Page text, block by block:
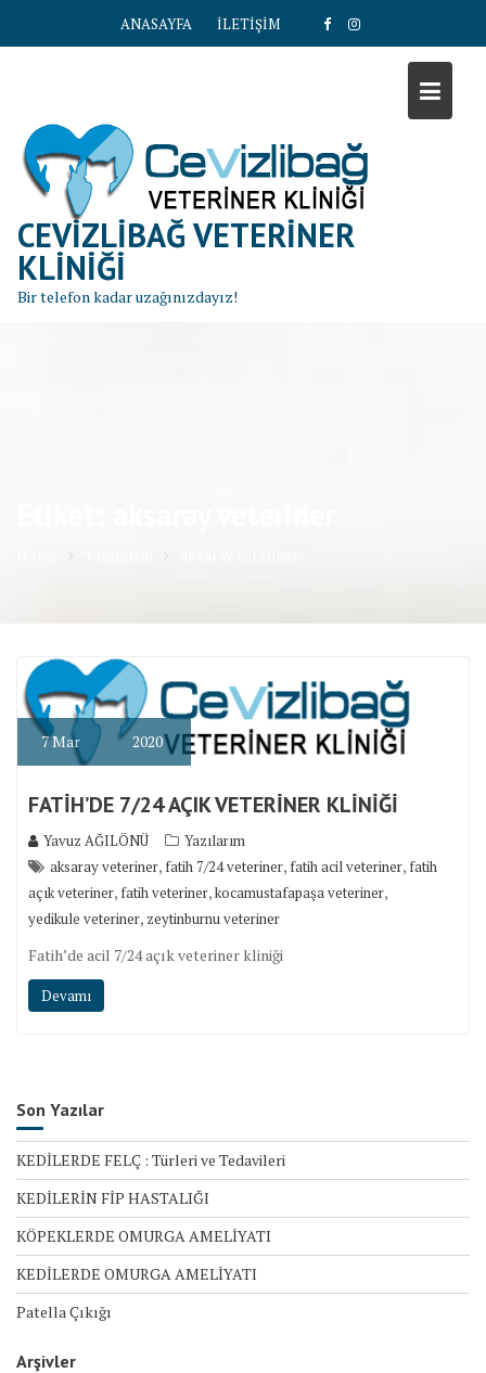
ANASAYFA İLETİŞİM
CEVIZLIBAĞ VETERINER
KLINIĞI
Bir telefon kadar uzağınızdayız!
7Mar 2020
FATİH’DE 7/24 AÇIK VETERİNER KLİNİĞİ
Yavuz AĞILÖNÜ
Yazılarım
aksaray veteriner, fatih 7/24 veteriner, fatih acil veteriner, fatih
açık veteriner, fatih veteriner,kocamustafapaşa veteriner,
yedikule veteriner, zeytinburnu veteriner
Fatih’de acil 7/24 açık veteriner kliniği
Devamı
Son Yazılar
KEDİLERDE FELÇ : Türleri ve Tedavileri
KEDİLERİN FİP HASTALIĞI
KÖPEKLERDE OMURGA AMELİYATI
KEDİLERDE OMURGA AMELİYATI
Patella Çıkığı
Arşivler